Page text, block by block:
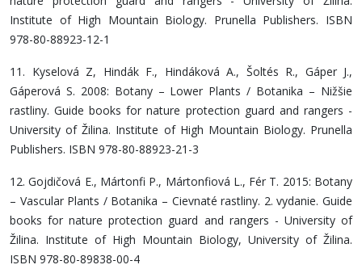
Institute of High Mountain Biology. Prunella Publishers. ISBN
978-80-88923-12-1
11. Kyselová Z, Hindák F., Hindáková A., Šoltés R., Gáper J.,
Gáperová S. 2008: Botany – Lower Plants / Botanika – Nižšie
rastliny. Guide books for nature protection guard and rangers -
University of Žilina. Institute of High Mountain Biology. Prunella
Publishers. ISBN 978-80-88923-21-3
12. Gojdičová E., Mártonfi P., Mártonfiová L., Fér T. 2015: Botany
– Vascular Plants / Botanika – Cievnaté rastliny. 2. vydanie. Guide
books for nature protection guard and rangers - University of
Žilina. Institute of High Mountain Biology, University of Žilina.
ISBN 978-80-89838-00-4